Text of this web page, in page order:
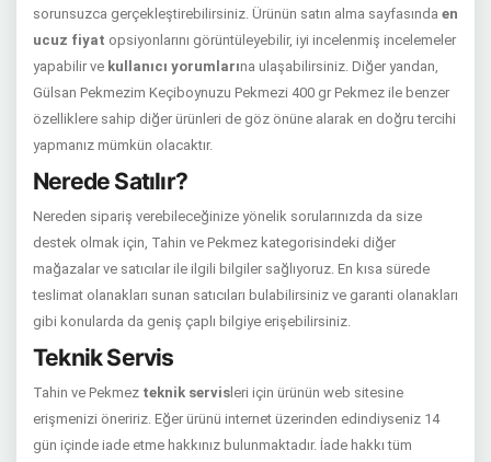
sorunsuzca gerçekleştirebilirsiniz. Ürünün satın alma sayfasında en
ucuz fiyat opsiyonlarını görüntüleyebilir, iyi incelenmiş incelemeler
yapabilir ve kullanıcı yorumlarına ulaşabilirsiniz. Diğer yandan,
Gülsan Pekmezim Keçiboynuzu Pekmezi 400 gr Pekmez ile benzer
özelliklere sahip diğer ürünleri de göz önüne alarak en doğru tercihi
yapmanız mümkün olacaktır.
Nerede Satılır?
Nereden sipariş verebileceğinize yönelik sorularınızda da size
destek olmak için, Tahin ve Pekmez kategorisindeki diğer
mağazalar ve satıcılar ile ilgili bilgiler sağlıyoruz. En kısa sürede
teslimat olanakları sunan satıcıları bulabilirsiniz ve garanti olanakları
gibi konularda da geniş çaplı bilgiye erişebilirsiniz.
Teknik Servis
Tahin ve Pekmez teknik servis leri için ürünün web sitesine
erişmenizi öneririz. Eğer ürünü internet üzerinden edindiyseniz 14
gün içinde iade etme hakkınız bulunmaktadır. İade hakkı tüm